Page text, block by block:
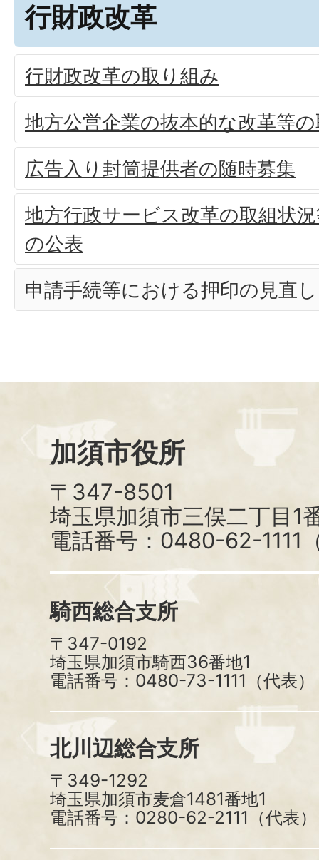
行財政改革
行財政改革の取り組み
地方公営企業の抜本的な改革等
広告入り封筒提供者の随時募集
地方行政サービス改革の取組状
の公表
申請手続等における押印の見直し
加須市役所
〒347-8501
埼玉県加須市三俣二丁目1
電話番号：0480-62-1111
騎西総合支所
〒347-0192
埼玉県加須市騎西36番地1
電話番号：0480-73-1111（代表）
北川辺総合支所
〒349-1292
埼玉県加須市麦倉1481番地1
電話番号：0280-62-2111（代表）